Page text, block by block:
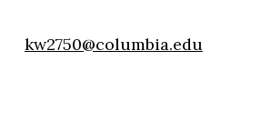
kw2750@columbia.edu